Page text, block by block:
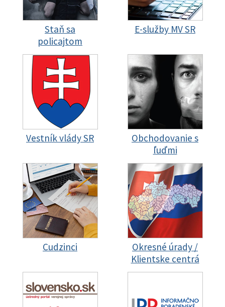
Staň sa
policajtom
E-služby MV SR
Vestník vlády SR
Obchodovanie s
ľuďmi
Cudzinci
Okresné úrady /
Klientske centrá